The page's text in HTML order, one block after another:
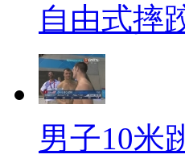
自由式摔
男子10米